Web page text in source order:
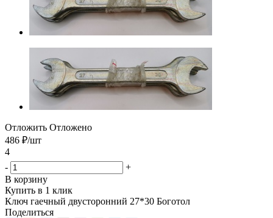
Отложить Отложено
486 ₽/шт
4
-
+
В корзину
Купить в 1 клик
Ключ гаечный двусторонний 27*30 Боготол
Поделиться